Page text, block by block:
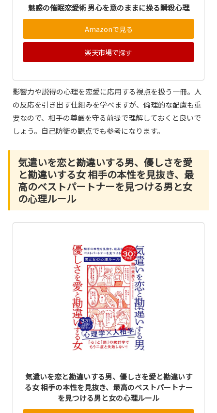
魅惑の催眠恋愛術 男心を意のままに操る瞬殺心理
Amazonで見る
楽天市場で探す
影響力や説得の心理を恋愛に応用する視点を扱う一冊。人
の反応を引き出す仕組みを学べますが、倫理的な配慮も重
要なので、相手の尊厳を守る前提で理解しておくと良いで
しょう。自己防衛の観点でも参考になります。
気遣いを恋と勘違いする男、優しさを愛
と勘違いする女 相手の本性を見抜き、最
高のベストパートナーを見つける男と女
の心理ルール
気遣いを恋と勘違いする男、優しさを愛と勘違いす
る女 相手の本性を見抜き、最高のベストパートナー
を見つける男と女の心理ルール